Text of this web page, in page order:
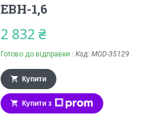
ЕВН-1,6
2 832 ₴
Готово до відправки Код: MOD-35129
Купити
Купити з